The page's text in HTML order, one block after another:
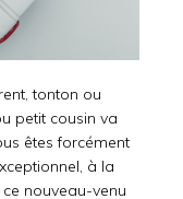
tonton ou
petit cousin va
êtes forcément
à la
nouveau-venu